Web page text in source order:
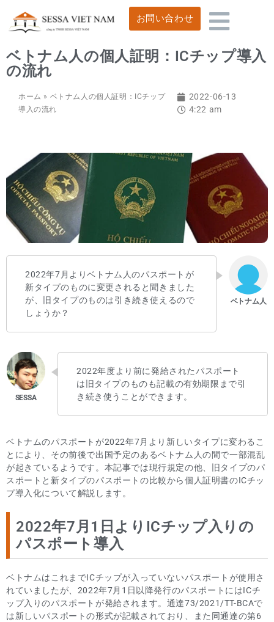
お問い合わせ
ベトナム人の個人証明：ICチップ導入
の流れ
ホーム » ベトナム人の個人証明：ICチップ
導入の流れ
2022-06-13
4:22 am
2022年7月よりベトナム人のパスポートが
新タイプのものに変更されると聞きました
が、旧タイプのものは引き続き使えるので
しょうか？
2022年度より前に発給されたパスポート
は旧タイプのものも記載の有効期限まで引
き続き使うことができます。
ベトナムのパスポートが2022年7月より新しいタイプに変わるこ
とにより、その前後で出国予定のあるベトナム人の間で一部混乱
が起きているようです。本記事では現行規定の他、旧タイプのパ
スポートと新タイプのパスポートの比較から個人証明書のICチッ
プ導入化について解説します。
2022年7月1日よりICチップ入りの
パスポート導入
ベトナムはこれまでICチップが入っていないパスポートが使用さ
れていましたが、2022年7月1日以降発行のパスポートにはICチ
ップ入りのパスポートが発給されます。通達73/2021/TT-BCAで
は新しいパスポートの形式が記載されており、また同通達の第6